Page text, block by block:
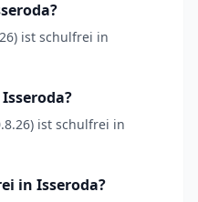
ist schulfrei in
ist schulfrei in
in Isseroda?